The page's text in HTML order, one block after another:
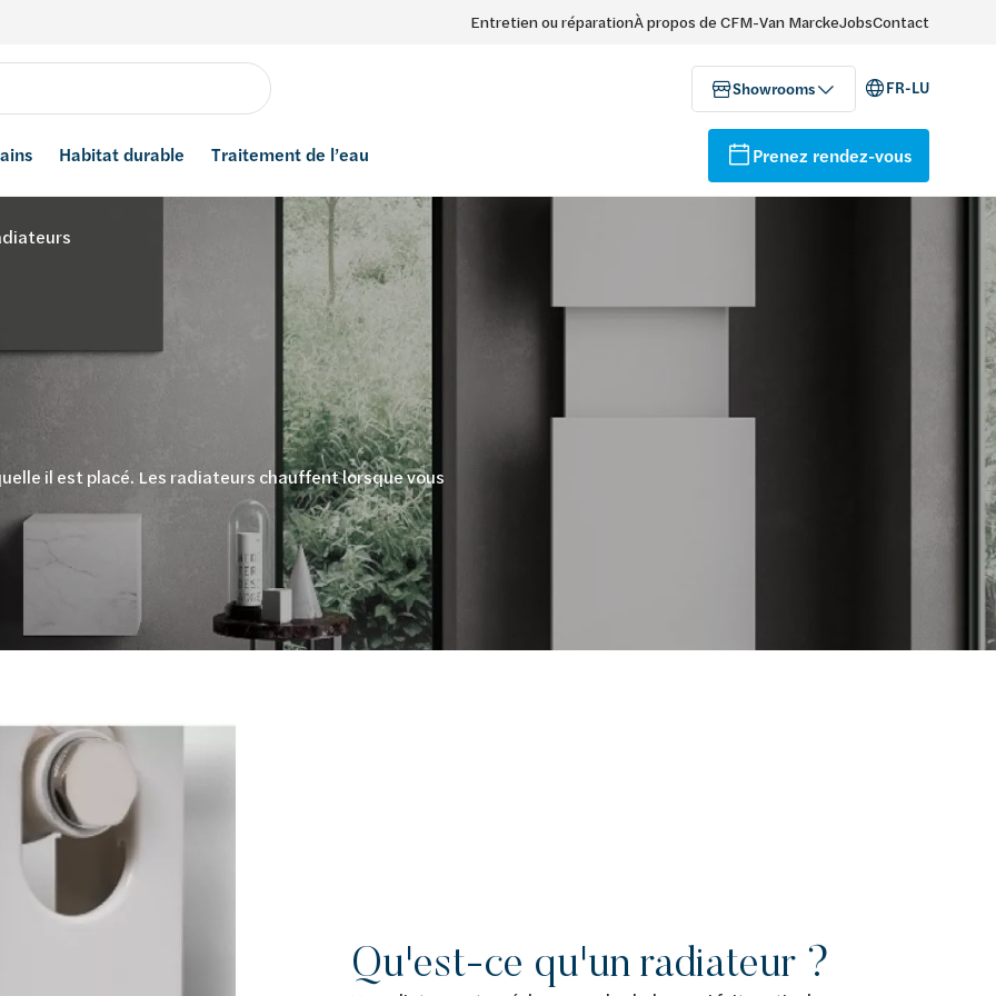
Entretien ou réparationÀ propos de CFM-Van MarckeJobsContact
Showrooms FR-LU
Habitat durable Traitement de l’eau Prenez rendez-vous
il est placé. Les radiateurs chauffent lorsque vous
Qu'est-ce qu'un radiateur ?